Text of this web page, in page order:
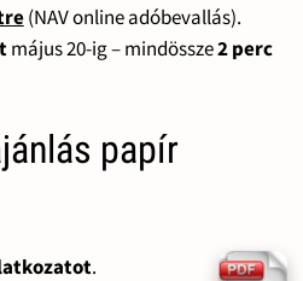
(NAV online adóbevallás).
május 20-ig – mindössze2 perc
papír
.